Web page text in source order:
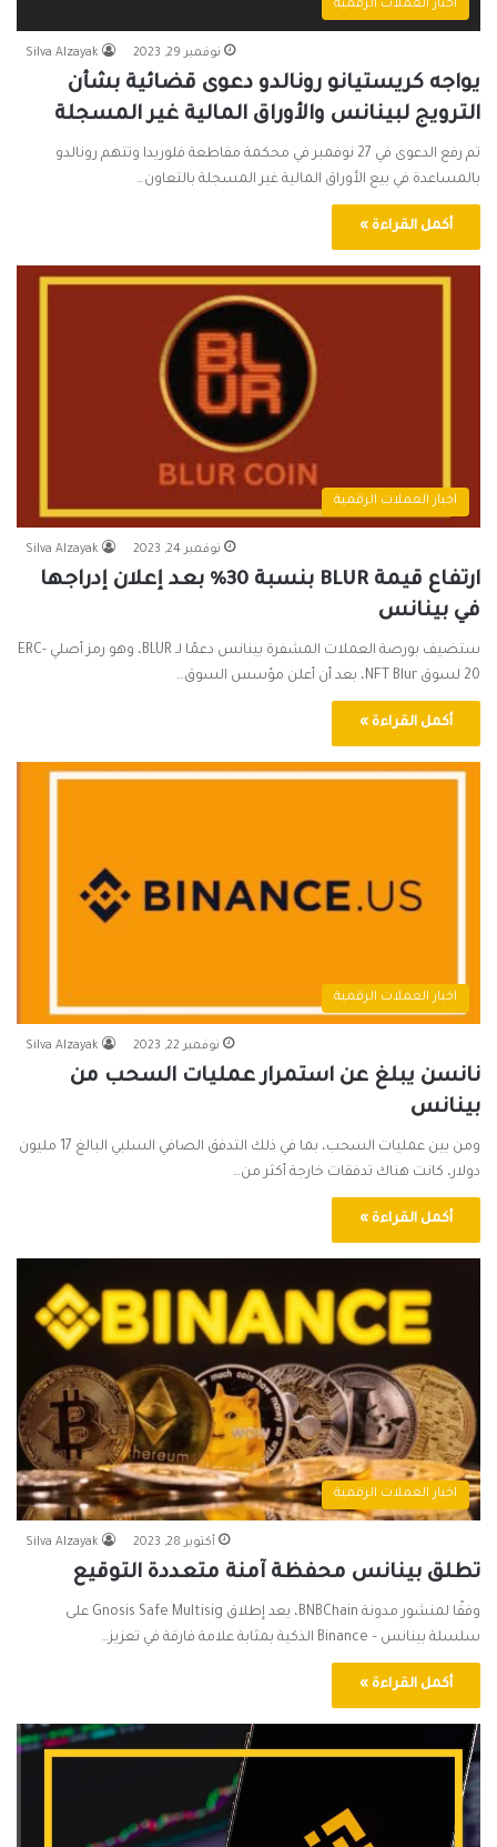
اخبار العملات الرقمية
Silva Alzayak نوفمبر 29, 2023
يواجه كريستيانو رونالدو دعوى قضائية بشأن
الترويج لبينانس والأوراق المالية غير المسجلة
تم رفع الدعوى في 27 نوفمبر في محكمة مقاطعة فلوريدا وتتهم رونالدو
بالمساعدة في بيع الأوراق المالية غير المسجلة بالتعاون…
أكمل القراءة »
اخبار العملات الرقمية
Silva Alzayak نوفمبر 24, 2023
ارتفاع قيمة BLUR بنسبة 30% بعد إعلان إدراجها
في بينانس
ستضيف بورصة العملات المشفرة بينانس دعمًا لـ BLUR، وهو رمز أصلي ERC-
20 لسوق NFT Blur، بعد أن أعلن مؤسس السوق…
أكمل القراءة »
اخبار العملات الرقمية
Silva Alzayak نوفمبر 22, 2023
نانسن يبلغ عن استمرار عمليات السحب من
بينانس
ومن بين عمليات السحب، بما في ذلك التدفق الصافي السلبي البالغ 17 مليون
دولار، كانت هناك تدفقات خارجة أكثر من…
أكمل القراءة »
اخبار العملات الرقمية
Silva Alzayak أكتوبر 28, 2023
تطلق بينانس محفظة آمنة متعددة التوقيع
وفقًا لمنشور مدونة BNBChain، يعد إطلاق Gnosis Safe Multisig على
سلسلة بينانس – Binance الذكية بمثابة علامة فارقة في تعزيز…
أكمل القراءة »